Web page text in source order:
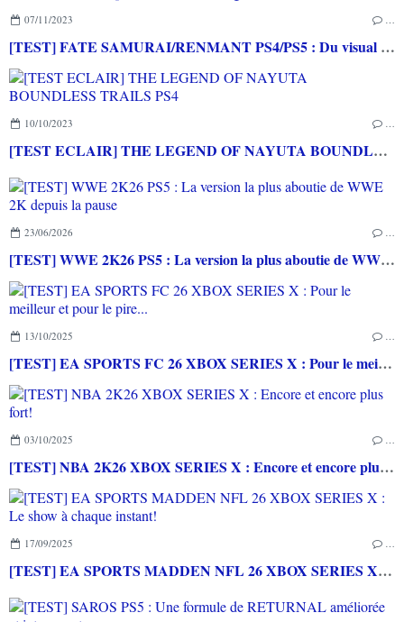
07/11/2023
[TEST] FATE SAMURAI/RENMANT PS4/PS5 : Du visual novel et du musou pour les fans de la saga
10/10/2023
[TEST ECLAIR] THE LEGEND OF NAYUTA BOUNDLESS TRAILS PS4
23/06/2026
[TEST] WWE 2K26 PS5 : La version la plus aboutie de WWE 2K depuis la pause
13/10/2025
[TEST] EA SPORTS FC 26 XBOX SERIES X : Pour le meilleur et pour le pire...
03/10/2025
[TEST] NBA 2K26 XBOX SERIES X : Encore et encore plus fort!
17/09/2025
[TEST] EA SPORTS MADDEN NFL 26 XBOX SERIES X : Le show à chaque instant!